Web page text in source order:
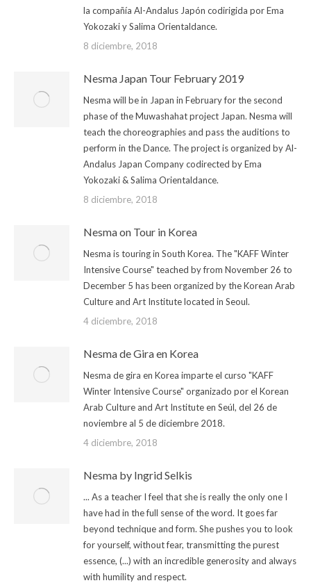
la compañía Al-Andalus Japón codirigida por Ema
Yokozaki y Salima Orientaldance.
8 diciembre, 2018
Nesma Japan Tour February 2019
Nesma will be in Japan in February for the second
phase of the Muwashahat project Japan. Nesma will
teach the choreographies and pass the auditions to
perform in the Dance. The project is organized by Al-
Andalus Japan Company codirected by Ema
Yokozaki & Salima Orientaldance.
8 diciembre, 2018
Nesma on Tour in Korea
Nesma is touring in South Korea. The "KAFF Winter
Intensive Course" teached by from November 26 to
December 5 has been organized by the Korean Arab
Culture and Art Institute located in Seoul.
4 diciembre, 2018
Nesma de Gira en Korea
Nesma de gira en Korea imparte el curso "KAFF
Winter Intensive Course" organizado por el Korean
Arab Culture and Art Institute en Seúl, del 26 de
noviembre al 5 de diciembre 2018.
4 diciembre, 2018
Nesma by Ingrid Selkis
... As a teacher I feel that she is really the only one I
have had in the full sense of the word. It goes far
beyond technique and form. She pushes you to look
for yourself, without fear, transmitting the purest
essence, (...) with an incredible generosity and always
with humility and respect.